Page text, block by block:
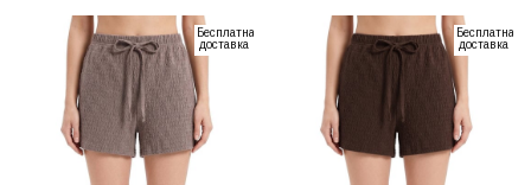
Бесплатная
доставка
Бесплатная
доставка